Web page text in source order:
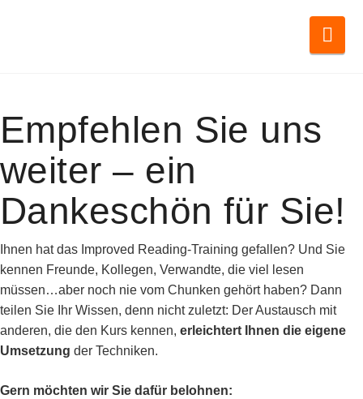
Empfehlen Sie uns
weiter – ein
Dankeschön für Sie!
Ihnen hat das Improved Reading-Training gefallen? Und Sie
kennen Freunde, Kollegen, Verwandte, die viel lesen
müssen…aber noch nie vom Chunken gehört haben? Dann
teilen Sie Ihr Wissen, denn nicht zuletzt: Der Austausch mit
anderen, die den Kurs kennen, erleichtert Ihnen die eigene
Umsetzung der Techniken.
Gern möchten wir Sie dafür belohnen: